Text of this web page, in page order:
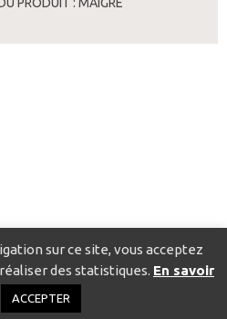
sur ce site, vous acceptez
des statistiques. En savoir
ACCEPTER